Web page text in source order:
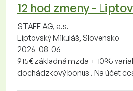
12 hod zmeny -
STAFF AG, a.s.
Liptovský Mikuláš, Slovensko
2026-08-06
915€ základná mzda + 10%
dochádzkový bonus . Na účet